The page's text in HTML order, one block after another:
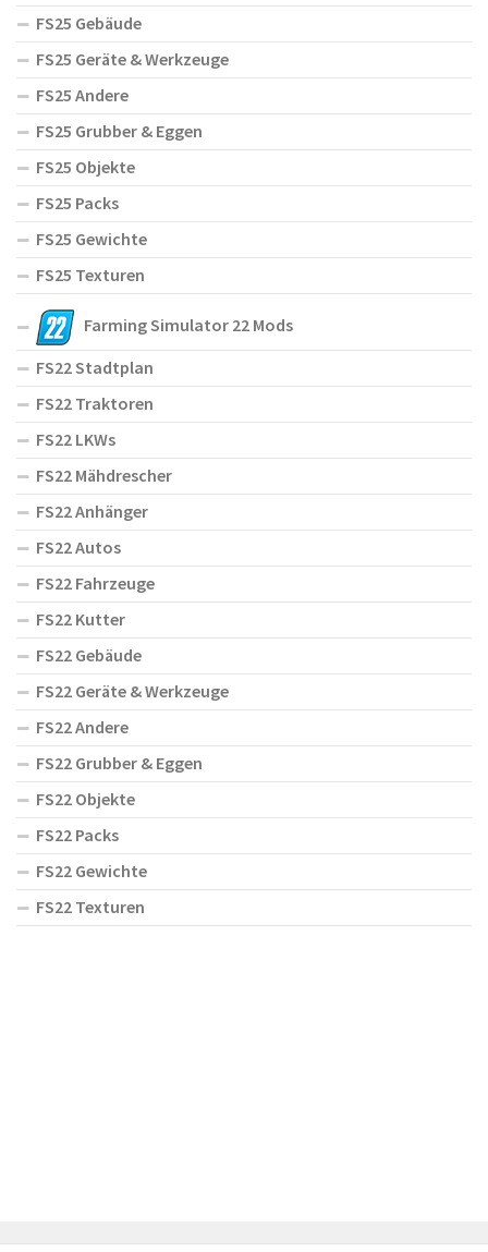
FS25 Gebäude
FS25 Geräte & Werkzeuge
FS25 Andere
FS25 Grubber & Eggen
FS25 Objekte
FS25 Packs
FS25 Gewichte
FS25 Texturen
Farming Simulator 22 Mods
FS22 Stadtplan
FS22 Traktoren
FS22 LKWs
FS22 Mähdrescher
FS22 Anhänger
FS22 Autos
FS22 Fahrzeuge
FS22 Kutter
FS22 Gebäude
FS22 Geräte & Werkzeuge
FS22 Andere
FS22 Grubber & Eggen
FS22 Objekte
FS22 Packs
FS22 Gewichte
FS22 Texturen